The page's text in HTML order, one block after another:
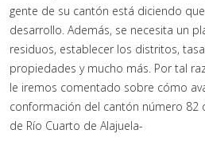
gente de su cantón está diciendo
desarrollo. Además, se necesita un
residuos, establecer los distritos,
propiedades y mucho más. Por tal
le iremos comentado sobre cómo
conformación del cantón número 82
de Río Cuarto de Alajuela-